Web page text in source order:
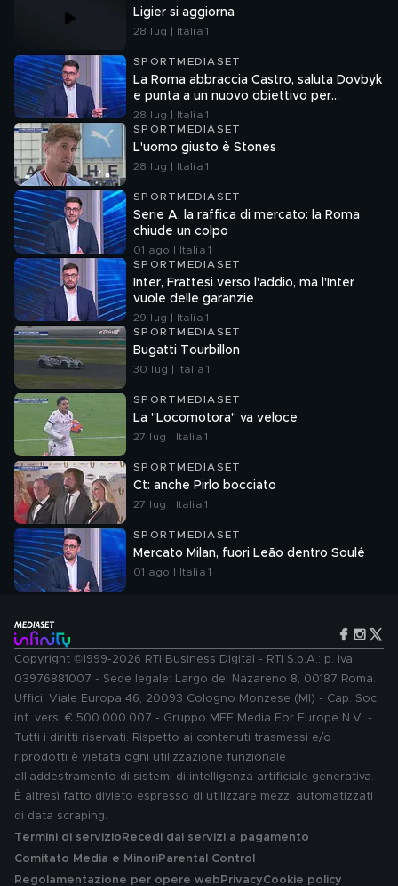
Ligier si aggiorna
28 lug | Italia 1
SPORTMEDIASET
La Roma abbraccia Castro, saluta Dovbyk
e punta a un nuovo obiettivo per
l'attacco
28 lug | Italia 1
SPORTMEDIASET
L'uomo giusto è Stones
28 lug | Italia 1
SPORTMEDIASET
Serie A, la raffica di mercato: la Roma
chiude un colpo
01 ago | Italia 1
SPORTMEDIASET
Inter, Frattesi verso l'addio, ma l'Inter
vuole delle garanzie
29 lug | Italia 1
SPORTMEDIASET
Bugatti Tourbillon
30 lug | Italia 1
SPORTMEDIASET
La "Locomotora" va veloce
27 lug | Italia 1
SPORTMEDIASET
Ct: anche Pirlo bocciato
27 lug | Italia 1
SPORTMEDIASET
Mercato Milan, fuori Leão dentro Soulé
01 ago | Italia 1
Copyright ©1999-2026 RTI Business Digital - RTI S.p.A.: p. iva
03976881007 - Sede legale: Largo del Nazareno 8, 00187 Roma.
Uffici: Viale Europa 46, 20093 Cologno Monzese (MI) - Cap. Soc.
int. vers. € 500.000.007 - Gruppo MFE Media For Europe N.V. -
Tutti i diritti riservati. Rispetto ai contenuti trasmessi e/o
riprodotti è vietata ogni utilizzazione funzionale
all'addestramento di sistemi di intelligenza artificiale generativa.
È altresì fatto divieto espresso di utilizzare mezzi automatizzati
di data scraping.
Termini di servizio Recedi dai servizi a pagamento
Comitato Media e MinoriParental Control
Regolamentazione per opere web PrivacyCookie policy